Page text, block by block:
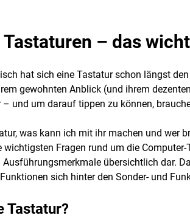
Tastaturen – das
hat sich eine Tastatur schon längst
gewohnten Anblick (und ihrem
und um darauf tippen zu können,
was kann ich mit ihr machen und wer
Fragen rund um die
übersichtlich dar.
sich hinter den Sonder- und
Tastatur?